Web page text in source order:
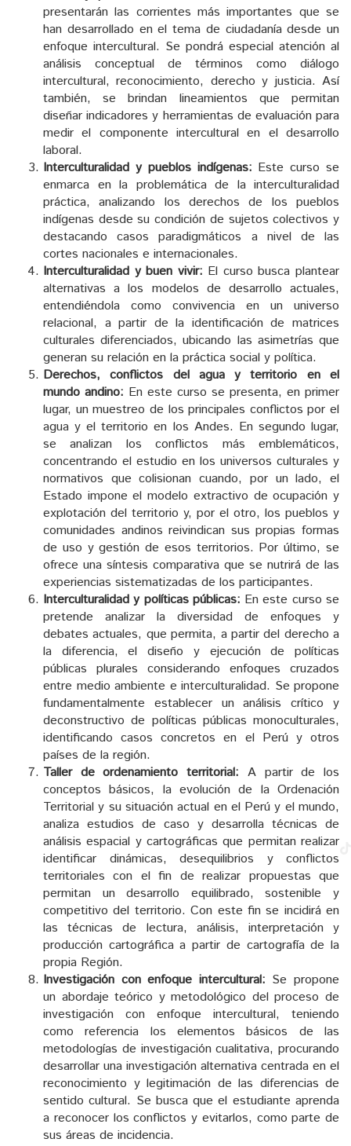
presentarán las corrientes más importantes que se
han desarrollado en el tema de ciudadanía desde un
enfoque intercultural. Se pondrá especial atención al
análisis conceptual de términos como diálogo
intercultural, reconocimiento, derecho y justicia. Así
también, se brindan lineamientos que permitan
diseñar indicadores y herramientas de evaluación para
medir el componente intercultural en el desarrollo
laboral.
Interculturalidad y pueblos indígenas: Este curso se
enmarca en la problemática de la interculturalidad
práctica, analizando los derechos de los pueblos
indígenas desde su condición de sujetos colectivos y
destacando casos paradigmáticos a nivel de las
cortes nacionales e internacionales.
Interculturalidad y buen vivir: El curso busca plantear
alternativas a los modelos de desarrollo actuales,
entendiéndola como convivencia en un universo
relacional, a partir de la identificación de matrices
culturales diferenciados, ubicando las asimetrías que
generan su relación en la práctica social y política.
Derechos, conflictos del agua y territorio en el
mundo andino: En este curso se presenta, en primer
lugar, un muestreo de los principales conflictos por el
agua y el territorio en los Andes. En segundo lugar,
se analizan los conflictos más emblemáticos,
concentrando el estudio en los universos culturales y
normativos que colisionan cuando, por un lado, el
Estado impone el modelo extractivo de ocupación y
explotación del territorio y, por el otro, los pueblos y
comunidades andinos reivindican sus propias formas
de uso y gestión de esos territorios. Por último, se
ofrece una síntesis comparativa que se nutrirá de las
experiencias sistematizadas de los participantes.
Interculturalidad y políticas públicas: En este curso se
pretende analizar la diversidad de enfoques y
debates actuales, que permita, a partir del derecho a
la diferencia, el diseño y ejecución de políticas
públicas plurales considerando enfoques cruzados
entre medio ambiente e interculturalidad. Se propone
fundamentalmente establecer un análisis crítico y
deconstructivo de políticas públicas monoculturales,
identificando casos concretos en el Perú y otros
países de la región.
Taller de ordenamiento territorial: A partir de los
conceptos básicos, la evolución de la Ordenación
Territorial y su situación actual en el Perú y el mundo,
analiza estudios de caso y desarrolla técnicas de
análisis espacial y cartográficas que permitan realizar
identificar dinámicas, desequilibrios y conflictos
territoriales con el fin de realizar propuestas que
permitan un desarrollo equilibrado, sostenible y
competitivo del territorio. Con este fin se incidirá en
las técnicas de lectura, análisis, interpretación y
producción cartográfica a partir de cartografía de la
propia Región.
Investigación con enfoque intercultural: Se propone
un abordaje teórico y metodológico del proceso de
investigación con enfoque intercultural, teniendo
como referencia los elementos básicos de las
metodologías de investigación cualitativa, procurando
desarrollar una investigación alternativa centrada en el
reconocimiento y legitimación de las diferencias de
sentido cultural. Se busca que el estudiante aprenda
a reconocer los conflictos y evitarlos, como parte de
sus áreas de incidencia.